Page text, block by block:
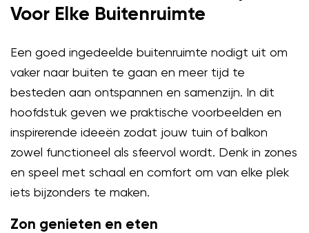
Voor Elke Buitenruimte
Een goed ingedeelde buitenruimte nodigt uit om
vaker naar buiten te gaan en meer tijd te
besteden aan ontspannen en samenzijn. In dit
hoofdstuk geven we praktische voorbeelden en
inspirerende ideeën zodat jouw tuin of balkon
zowel functioneel als sfeervol wordt. Denk in zones
en speel met schaal en comfort om van elke plek
iets bijzonders te maken.
Zon genieten en eten